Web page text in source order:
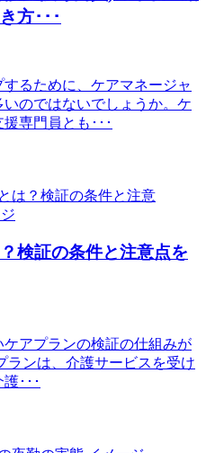
方･･･
るために、ケアマネージャ
のではないでしょうか。ケ
専門員とも･･･
検証の条件と注意点を
ケアプランの検証の仕組みが
ランは、介護サービスを受け
･･･